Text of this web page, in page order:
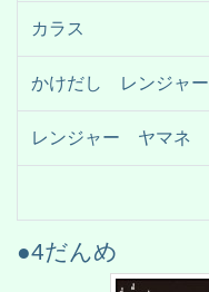
カラス
かけだし レンジャー
レンジャー ヤマネ
●4だんめ